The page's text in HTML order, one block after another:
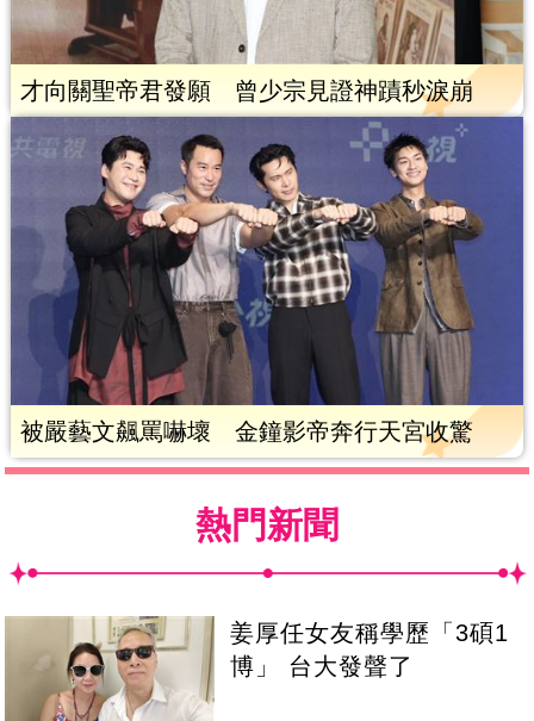
才向關聖帝君發願 曾少宗見證神蹟秒淚崩
被嚴藝文飆罵嚇壞 金鐘影帝奔行天宮收驚
熱門新聞
姜厚任女友稱學歷「3碩1
博」 台大發聲了